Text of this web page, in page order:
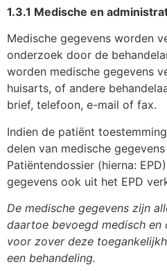
1.3.1 Medische en
Medische gegevens worden
onderzoek door de
worden medische gegevens
huisarts, of andere
brief, telefoon, e-mail of fax.
Indien de patiënt
delen van medische
Patiëntendossier (hierna:
gegevens ook uit het EPD
De medische gegevens zijn
daartoe bevoegd medisch en
voor zover deze
een behandeling.